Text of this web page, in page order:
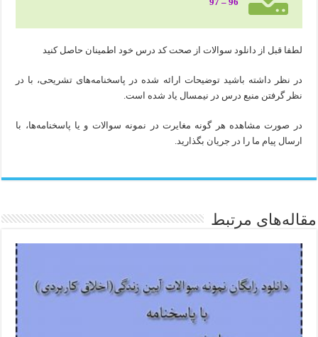
لطفا قبل از دانلود سوالات از صحت کد درس خود اطمینان حاصل کنید
در نظر داشته باشید توضیحات ارائه شده در پاسخنامه‌های تشریحی، با در
نظر گرفتن منبع درس در نیمسال یاد شده است.
در صورت مشاهده هر گونه مغایرت در نمونه سوالات و یا پاسخنامه‌ها، با
ارسال پیام ما را در جریان بگذارید.
مقاله‌های مرتبط